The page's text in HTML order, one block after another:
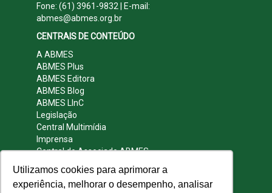
Utilizamos cookies para aprimorar a
experiência, melhorar o desempenho, analisar
Fone: (61) 3961-9832 | E-mail:
abmes@abmes.org.br
CENTRAIS DE CONTEÚDO
A ABMES
ABMES Plus
ABMES Editora
ABMES Blog
ABMES LInC
Legislação
Central Multimídia
Imprensa
Central do Associado ABMES
REDES SOCIAIS